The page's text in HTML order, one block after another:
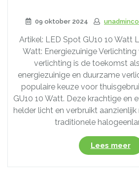
09 oktober 2024
Artikel: LED Spot GU10 10 Watt
Watt: Energiezuinige
verlichting is de toekomst
energiezuinige en duurzame
populaire keuze voor
GU10 10 Watt. Deze krachtige en
helder licht en verbruikt
traditionele
Lees meer